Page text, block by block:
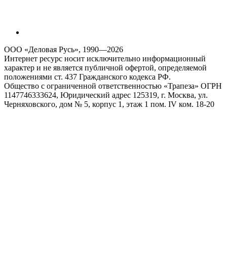
ООО «Деловая Русь», 1990—2026
Интернет ресурс носит исключительно информационный
характер и не является публичной офертой, определяемой
положениями ст. 437 Гражданского кодекса РФ.
Общество с ограниченной ответственностью «Трапеза» ОГРН
1147746333624, Юридический адрес 125319, г. Москва, ул.
Черняховского, дом № 5, корпус 1, этаж 1 пом. IV ком. 18-20